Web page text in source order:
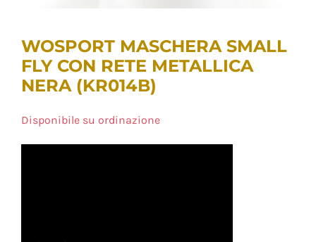
WOSPORT MASCHERA SMALL
FLY CON RETE METALLICA
NERA (KR014B)
Disponibile su ordinazione